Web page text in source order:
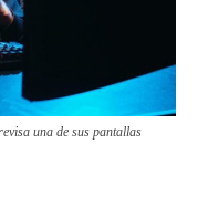
una de sus pantallas